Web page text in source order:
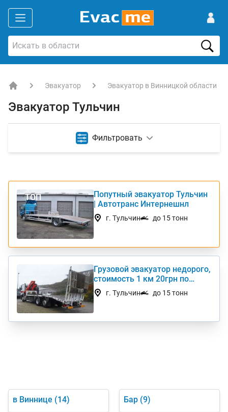
Эвакуатор Эвакуатор в Винницкой области
Эвакуатор Тульчин
Фильтровать
ТОП
Попутный эвакуатор Тульчин
| Автотранс Интернешнл
г. Тульчин до 15 тонн
Грузовой эвакуатор недорого,
стоимость 1 км 20грн по
Украине
г. Тульчин до 15 тонн
в Виннице (14) Бар (9)